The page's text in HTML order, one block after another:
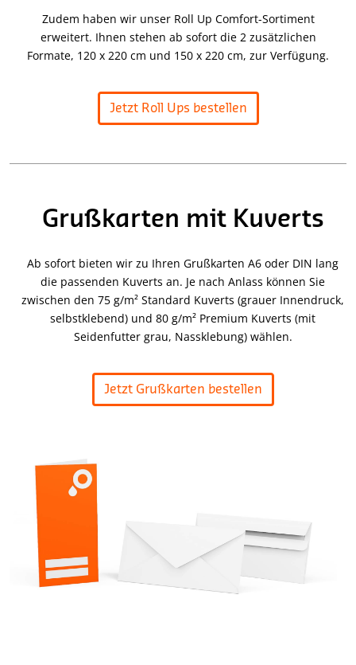
Zudem haben wir unser Roll Up Comfort-Sortiment
erweitert. Ihnen stehen ab sofort die 2 zusätzlichen
Formate, 120 x 220 cm und 150 x 220 cm, zur Verfügung.
Jetzt Roll Ups bestellen
Grußkarten mit Kuverts
Ab sofort bieten wir zu Ihren Grußkarten A6 oder DIN lang
die passenden Kuverts an. Je nach Anlass können Sie
zwischen den 75 g/m² Standard Kuverts (grauer Innendruck,
selbstklebend) und 80 g/m² Premium Kuverts (mit
Seidenfutter grau, Nassklebung) wählen.
Jetzt Grußkarten bestellen